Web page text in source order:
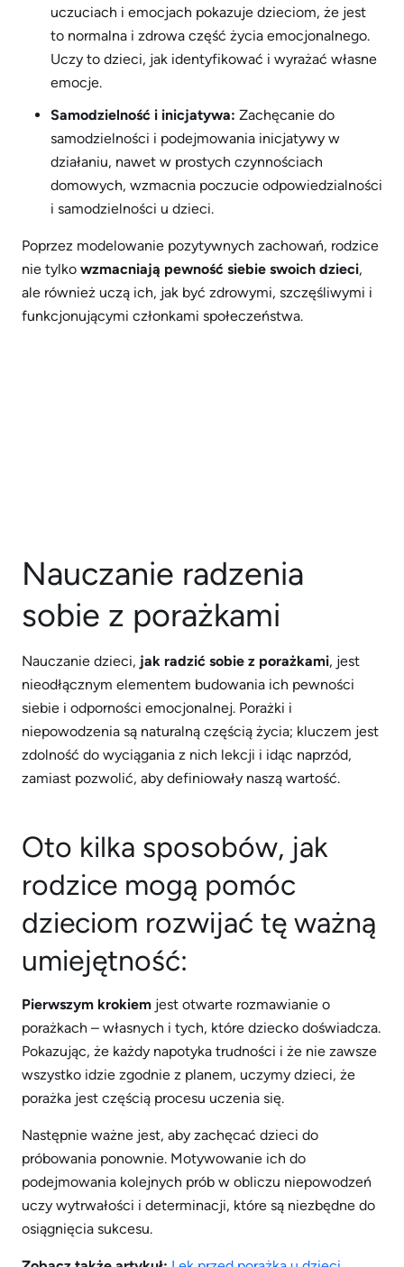
uczuciach i emocjach pokazuje dzieciom, że jest
to normalna i zdrowa część życia emocjonalnego.
Uczy to dzieci, jak identyfikować i wyrażać własne
emocje.
Samodzielność i inicjatywa: Zachęcanie do
samodzielności i podejmowania inicjatywy w
działaniu, nawet w prostych czynnościach
domowych, wzmacnia poczucie odpowiedzialności
i samodzielności u dzieci.
Poprzez modelowanie pozytywnych zachowań, rodzice
nie tylko wzmacniają pewność siebie swoich dzieci,
ale również uczą ich, jak być zdrowymi, szczęśliwymi i
funkcjonującymi członkami społeczeństwa.
Nauczanie radzenia
sobie z porażkami
Nauczanie dzieci, jak radzić sobie z porażkami, jest
nieodłącznym elementem budowania ich pewności
siebie i odporności emocjonalnej. Porażki i
niepowodzenia są naturalną częścią życia; kluczem jest
zdolność do wyciągania z nich lekcji i idąc naprzód,
zamiast pozwolić, aby definiowały naszą wartość.
Oto kilka sposobów, jak
rodzice mogą pomóc
dzieciom rozwijać tę ważną
umiejętność:
Pierwszym krokiem jest otwarte rozmawianie o
porażkach – własnych i tych, które dziecko doświadcza.
Pokazując, że każdy napotyka trudności i że nie zawsze
wszystko idzie zgodnie z planem, uczymy dzieci, że
porażka jest częścią procesu uczenia się.
Następnie ważne jest, aby zachęcać dzieci do
próbowania ponownie. Motywowanie ich do
podejmowania kolejnych prób w obliczu niepowodzeń
uczy wytrwałości i determinacji, które są niezbędne do
osiągnięcia sukcesu.